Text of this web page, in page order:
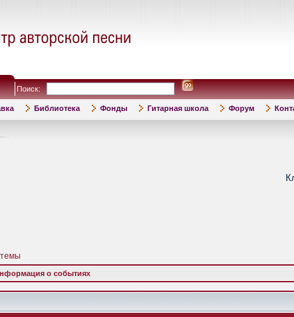
Поиск:
Библиотека Фонды Гитарная школа Форум
о событиях